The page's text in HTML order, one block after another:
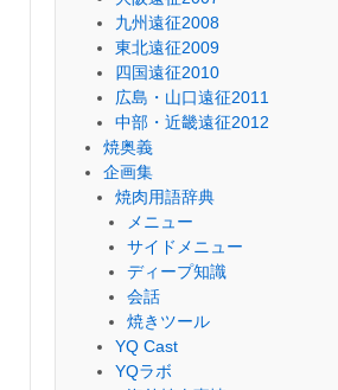
九州遠征2008
東北遠征2009
四国遠征2010
広島・山口遠征2011
中部・近畿遠征2012
焼奥義
企画集
焼肉用語辞典
メニュー
サイドメニュー
ディープ知識
会話
焼きツール
YQ Cast
YQラボ